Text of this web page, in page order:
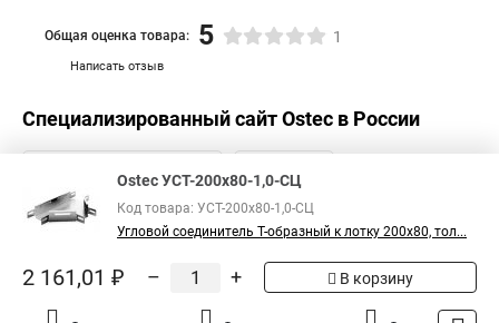
Написать отзыв
Общая оценка товара: 5 1
Специализированный сайтOstec в России
Ostec УСТ-200х80-1,0-СЦ
Код товара: УСТ-200х80-1,0-СЦ
Угловой соединитель Т-образный к лотку 200х80, тол...
2 161,01 ₽ – + В корзину